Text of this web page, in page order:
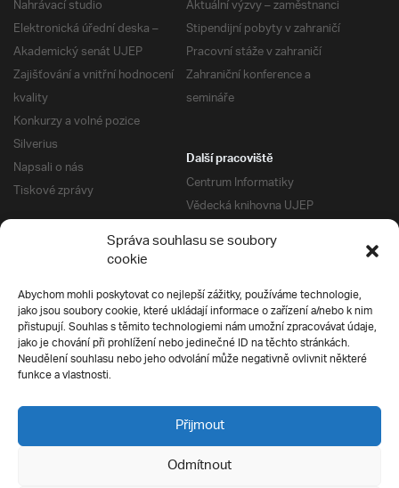
Správa souhlasu se soubory
cookie
Abychom mohli poskytovat co nejlepší zážitky, používáme technologie,
jako jsou soubory cookie, které ukládají informace o zařízení a/nebo k nim
přistupují. Souhlas s těmito technologiemi nám umožní zpracovávat údaje,
jako je chování při prohlížení nebo jedinečné ID na těchto stránkách.
Neudělení souhlasu nebo jeho odvolání může negativně ovlivnit některé
funkce a vlastnosti.
Přijmout
Odmítnout
Nahrávací studio
Elektronická úřední deska –
Akademický senát UJEP
Zajišťování a vnitřní hodnocení
kvality
Konkurzy a volné pozice
Silverius
Napsali o nás
Tiskové zprávy
Aktuální výzvy – zaměstnanci
Stipendijní pobyty v zahraničí
Pracovní stáže v zahraničí
Zahraniční konference a
semináře
Další pracoviště
Centrum Informatiky
Vědecká knihovna UJEP
Správa kolejí a menz
Univerzitní centrum podpory
Silverius
Pro uchazeče
Přijímací řízení
E-prihlaska
Přípravné kurzy
Ochrana soukromí